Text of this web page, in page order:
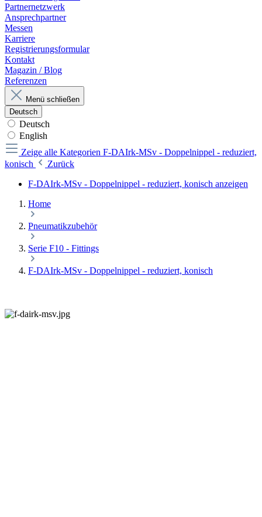
Partnernetzwerk
Ansprechpartner
Messen
Karriere
Registrierungsformular
Kontakt
Magazin / Blog
Referenzen
Menü schließen
Deutsch
Deutsch
English
Zeige alle Kategorien F-DAIrk-MSv - Doppelnippel - reduziert,
konisch
Zurück
F-DAIrk-MSv - Doppelnippel - reduziert, konisch anzeigen
Home
Pneumatikzubehör
Serie F10 - Fittings
F-DAIrk-MSv - Doppelnippel - reduziert, konisch